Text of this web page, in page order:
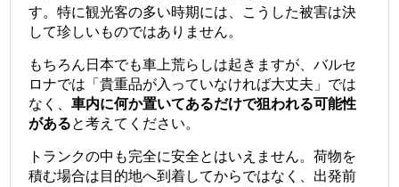
す。特に観光客の多い時期には、こうした被害は決
して珍しいものではありません。
もちろん日本でも車上荒らしは起きますが、バルセ
ロナでは「貴重品が入っていなければ大丈夫」では
なく、車内に何か置いてあるだけで狙われる可能性
があると考えてください。
トランクの中も完全に安全とはいえません。荷物を
積む場合は目的地へ到着してからではなく、出発前